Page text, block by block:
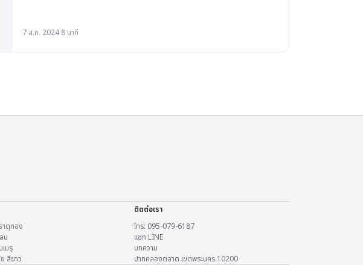
7 ส.ค. 2024·8 นาที
ตุทอง
ม
มรุ
สีขาว
ติดต่อเรา
โทร: 095-079-6187
แชท LINE
บทความ
ปากคลองตลาด เขตพระนคร 10200